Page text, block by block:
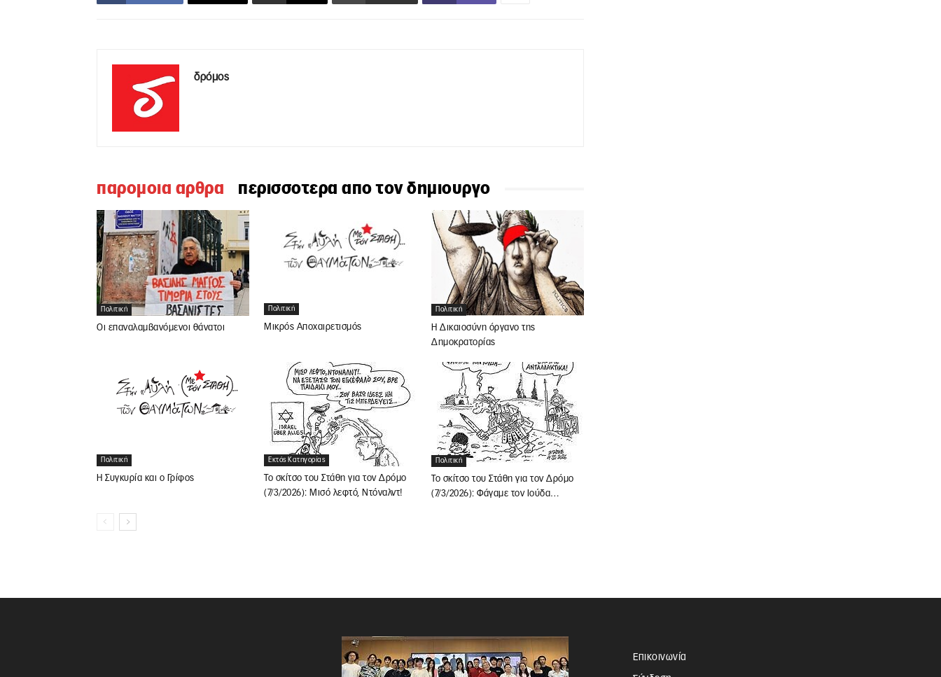
δρόμος
παρομοια αρθρα περισσοτερα απο τον δημιουργο
Πολιτική
Οι επαναλαμβανόμενοι θάνατοι
Πολιτική
Μικρός Αποχαιρετισμός
Πολιτική
Η Δικαιοσύνη όργανο της
Δημοκρατορίας
Πολιτική
Η Συγκυρία και ο Γρίφος
Εκτός Κατηγορίας
Το σκίτσο του Στάθη για τον Δρόμο
(7/3/2026): Μισό λεφτό, Ντόναλντ!
Πολιτική
Το σκίτσο του Στάθη για τον Δρόμο
(7/3/2026): Φάγαμε τον Ιούδα…
Επικοινωνία